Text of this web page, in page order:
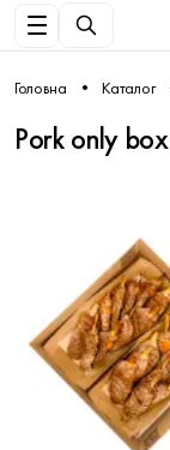
Головна Каталог
Pork only box